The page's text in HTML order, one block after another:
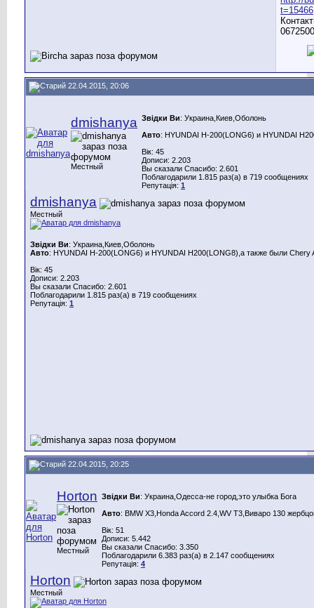
t=15466
22.04.2015, 20:06
dmishanya
Местный
Звідки Ви: Украина,Киев,Оболонь
Авто: HYUNDAI H-200(LONG6) и HYUNDAI
Вік: 45
Дописи: 2.203
Вы сказали Спасибо: 2.601
Поблагодарили 1.815 раз(а) в 719 сообщениях
Репутація: 1
dmishanya
Местный
Звідки Ви: Украина,Киев,Оболонь
Авто: HYUNDAI H-200(LONG6) и HYUNDAI H200(LONG8),а также были Chery
Вік: 45
Дописи: 2.203
Вы сказали Спасибо: 2.601
Поблагодарили 1.815 раз(а) в 719 сообщениях
Репутація: 1
22.04.2015, 20:25
Horton
Местный
Звідки Ви: Украина,Одесса-не город,это улыбка Бога
Авто: BMW X3,Honda Aссord 2.4,WV T3,Виваро 130
Вік: 51
Дописи: 5.442
Вы сказали Спасибо: 3.350
Поблагодарили 6.383 раз(а) в 2.147 сообщениях
Репутація: 4
Horton
Местный